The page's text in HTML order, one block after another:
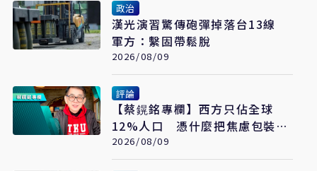
政治
漢光演習驚傳砲彈掉落台13線
軍方：繫固帶鬆脫
2026/08/09
評論
【蔡鎤銘專欄】西方只佔全球
12%人口 憑什麼把焦慮包裝成
普世價值
2026/08/09